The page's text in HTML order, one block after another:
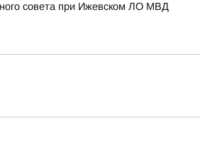
совета при Ижевском ЛО МВД